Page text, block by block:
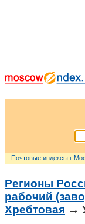
Почтовые индексы г
Регионы
рабочий
Хребтовая →